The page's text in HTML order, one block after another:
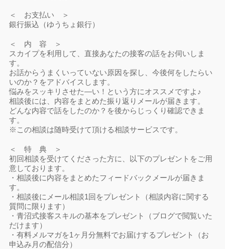
＜ お支払い ＞
銀行振込（ゆうちょ銀行）
＜ 内 容 ＞
スカイプを利用して、直接あなたの接客の話をお伺いしま
す。
お話からうまくいっていない原因を探し、今後何をしたらい
いのか？をアドバイスします。
悩みをスッキリさせた―い！という方にオススメですよ♪
相談後には、内容をまとめた振り返りメールが届きます。
どんな内容で話をしたのか？を後からじっくり確認できま
す。
※この相談は随時受けて頂ける相談サービスです。
＜ 特 典 ＞
初回相談を受けてくださった方に、以下のプレゼントをご用
意しております。
・相談後に内容をまとめたフィードバックメールが届きま
す。
・相談後にメール相談1回をプレゼント（相談内容に関する
質問に限ります）
・青沼式接客スキルの基本をプレゼント（ブログで閲覧いた
だけます）
・有料メルマガを1ヶ月分無料でお届けするプレゼント（お
申込み月の配信分）